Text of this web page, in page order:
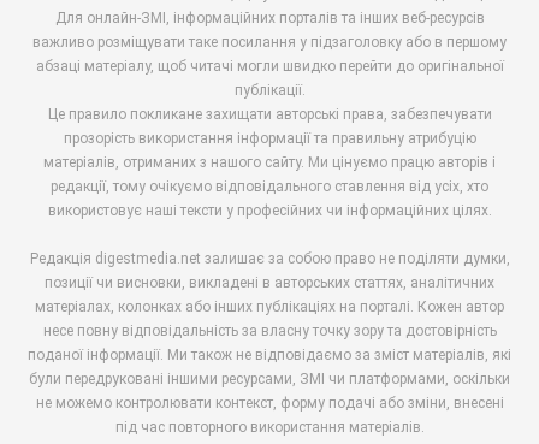
Для онлайн-ЗМІ, інформаційних порталів та інших веб-ресурсів
важливо розміщувати таке посилання у підзаголовку або в першому
абзаці матеріалу, щоб читачі могли швидко перейти до оригінальної
публікації.
Це правило покликане захищати авторські права, забезпечувати
прозорість використання інформації та правильну атрибуцію
матеріалів, отриманих з нашого сайту. Ми цінуємо працю авторів і
редакції, тому очікуємо відповідального ставлення від усіх, хто
використовує наші тексти у професійних чи інформаційних цілях.
Редакція digestmedia.net залишає за собою право не поділяти думки,
позиції чи висновки, викладені в авторських статтях, аналітичних
матеріалах, колонках або інших публікаціях на порталі. Кожен автор
несе повну відповідальність за власну точку зору та достовірність
поданої інформації. Ми також не відповідаємо за зміст матеріалів, які
були передруковані іншими ресурсами, ЗМІ чи платформами, оскільки
не можемо контролювати контекст, форму подачі або зміни, внесені
під час повторного використання матеріалів.